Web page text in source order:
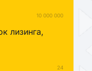
10 000 000
лизинга,
24